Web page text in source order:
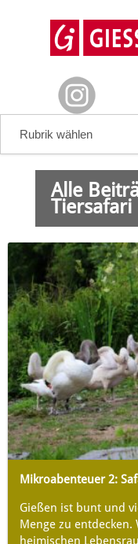
Alle
Tiersafari
Mikroabenteuer 2:
Gießen ist bunt und
Menge zu entdecken.
heimischen